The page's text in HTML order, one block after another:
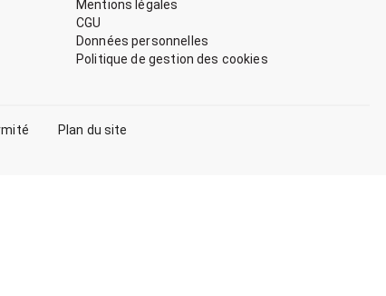
Mentions légales
CGU
Données personnelles
Politique de gestion des cookies
Plan du site